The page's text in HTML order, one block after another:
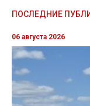
ПОСЛЕДНИЕ
06 августа 2026